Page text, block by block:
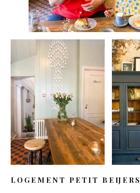
LOGEMENT PETIT BEIJERS